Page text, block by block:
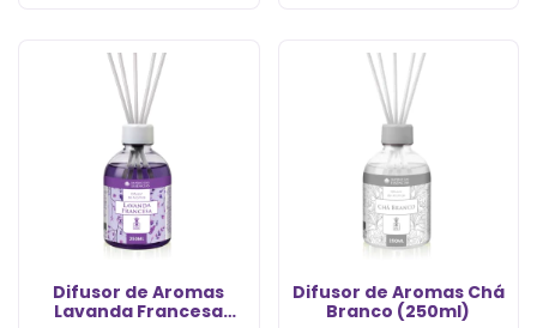
Difusor de Aromas
Lavanda Francesa
Difusor de Aromas Ch
Branco (250ml)